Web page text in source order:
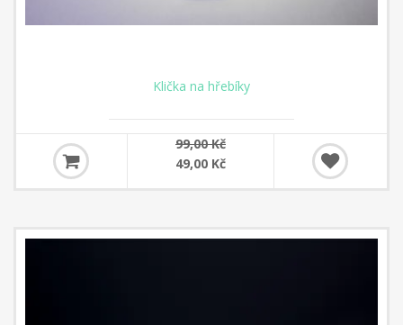
Klička na hřebíky
99,00 Kč
49,00 Kč